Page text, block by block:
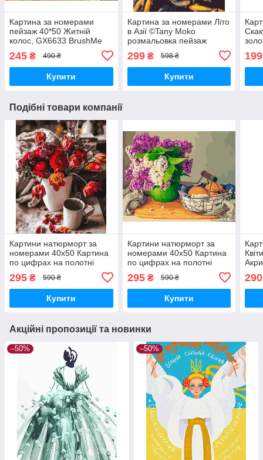
Картина за номерами
пейзаж 40*50 Житній
колос, GX6633 BrushMe
номерами
245 ₴ 490 ₴
Купити
Картина за номерами Літо
в Азії ©Tany Moko
розмальовка пейзаж
природа 40х50см
Brushme
299₴ 598 ₴
Купити
199
Подібні товари компанії
Картини натюрморт за
номерами 40х50 Картина
по цифрах на полотні
Букет тюльпанів Картини
розпис за номерами
Rainbow Art GX45741
295 ₴ 590 ₴
Купити
Картини натюрморт за
номерами 40х50 Картина
по цифрах на полотні
Бузок та печиво Картини
розпис за номерами
Rainbow Art GX45508
295₴ 590 ₴
Купити
290
Акційні пропозиції та новинки
–50% –50%